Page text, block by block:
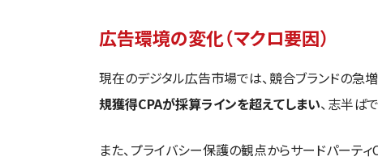
広告環境の変化（マクロ要因）
現在のデジタル広告市場では、競合ブランドの急
規獲得CPAが採算ラインを超えてしまい、志半ば
また、プライバシー保護の観点からサードパーテ